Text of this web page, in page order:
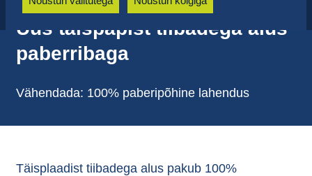
Uus täispapist tiibadega alus
paberribaga
Vähendada: 100% paberipõhine lahendus
Täisplaadist tiibadega alus pakub 100%